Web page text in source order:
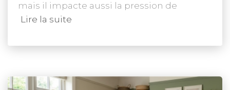
mais il impacte aussi la pression de
Lire la suite